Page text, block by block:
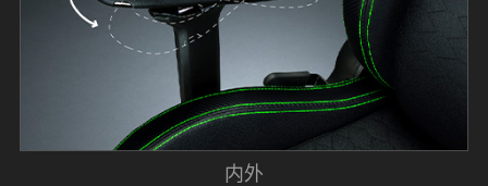
内外